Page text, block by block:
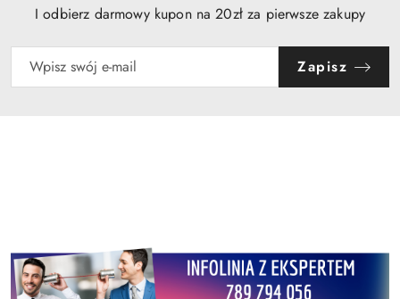
I odbierz darmowy kupon na 20zł za pierwsze zakupy
Zapisz